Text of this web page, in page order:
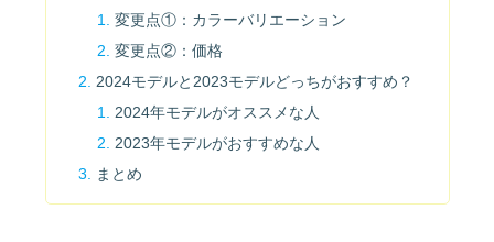
変更点①：カラーバリエーション
変更点②：価格
2024モデルと2023モデルどっちがおすすめ？
2024年モデルがオススメな人
2023年モデルがおすすめな人
まとめ